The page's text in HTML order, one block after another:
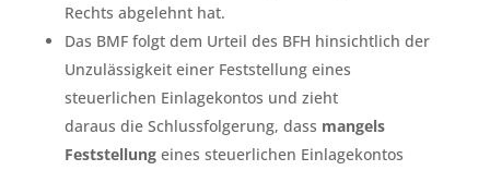
Rechts abgelehnt hat.
Das BMF folgt dem Urteil des BFH hinsichtlich der
Unzulässigkeit einer Feststellung eines
steuerlichen Einlagekontos und zieht
daraus die Schlussfolgerung, dass mangels
Feststellungeines steuerlichen Einlagekontos